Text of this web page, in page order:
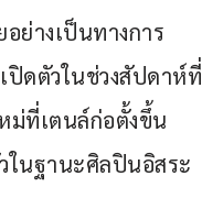
ย่างเป็นทางการ
ปิดตัวในช่วงสัปดาห์ที่
ม่ที่เตนล์ก่อตั้งขึ้น
ในฐานะศิลปินอิสระ